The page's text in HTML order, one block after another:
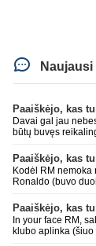
Davai gal jau
būtų buvęs
Kodėl RM
Ronaldo (buvo
laimėti La Liga.
nereikia mums jo,
be kvailų nereikia,
In your face RM,
klubo aplinka